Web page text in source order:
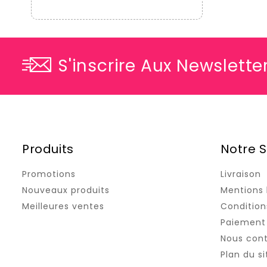
S'inscrire Aux
Produits
Promotions
Nouveaux produits
Meilleures ventes
Notre
Livraison
Mentions
Nous
Plan du